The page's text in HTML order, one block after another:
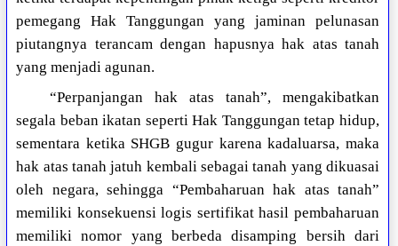
pemegang Hak Tanggungan yang jaminan pelunasan
piutangnya terancam dengan hapusnya hak atas tanah
yang menjadi agunan.
“Perpanjangan hak atas tanah”, mengakibatkan
segala beban ikatan seperti Hak Tanggungan tetap hidup,
sementara ketika SHGB gugur karena kadaluarsa, maka
hak atas tanah jatuh kembali sebagai tanah yang dikuasai
oleh negara, sehingga “Pembaharuan hak atas tanah”
memiliki konsekuensi logis sertifikat hasil pembaharuan
memiliki nomor yang berbeda disamping bersih dari